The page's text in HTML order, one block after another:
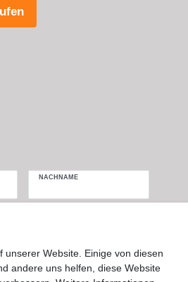
NACHNAME
ich, dass ich dieDaten­
gelesen habe. Meine
unserer Website. Einige von diesen
andere uns helfen, diese Website